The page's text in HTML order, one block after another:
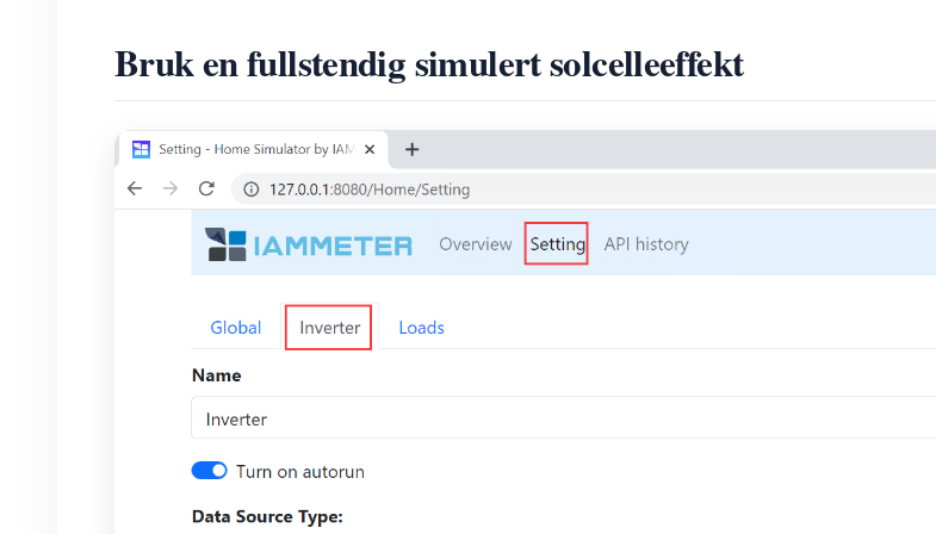
Bruk en fullstendig simulert solcelleeffekt